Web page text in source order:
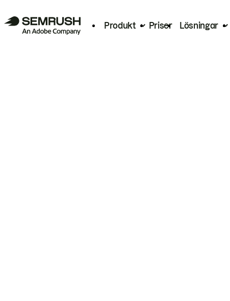
Produkt Priser Lösningar